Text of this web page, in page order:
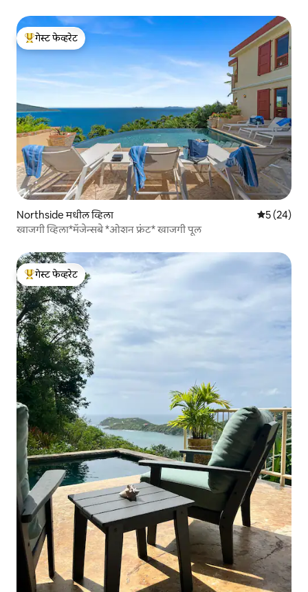
टॉप गेस्ट फेव्हरेट
गेस्ट फेव्हरेट
Northside मधील व्हिला 5 पैकी 5
5 (24)
खाजगी व्हिला*मॅजेन्सबे *ओशन फ्रंट* खाजगी पूल
टॉप गेस्ट फेव्हरेट
गेस्ट फेव्हरेट